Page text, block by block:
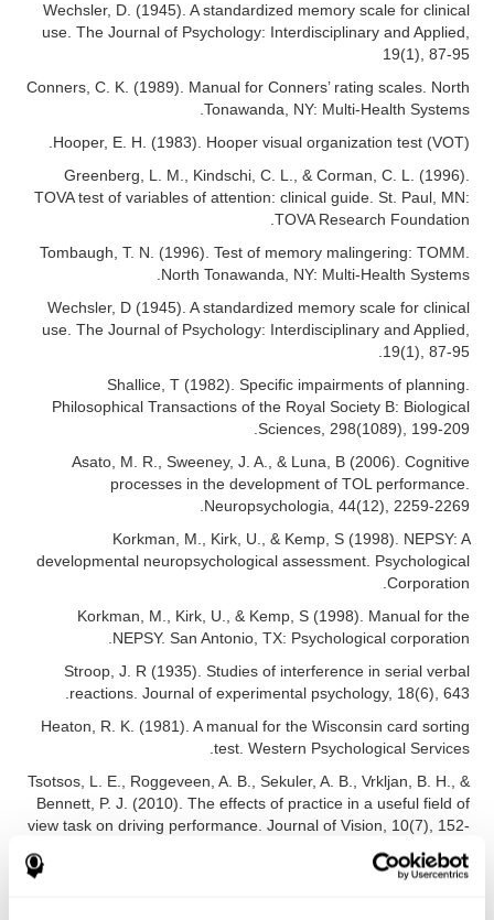
Wechsler, D. (1945). A standardized memory scale for clinical
use. The Journal of Psychology: Interdisciplinary and Applied,
19(1), 87-95
Conners, C. K. (1989). Manual for Conners’ rating scales. North
Tonawanda, NY: Multi-Health Systems.
Hooper, E. H. (1983). Hooper visual organization test (VOT).
Greenberg, L. M., Kindschi, C. L., & Corman, C. L. (1996).
TOVA test of variables of attention: clinical guide. St. Paul, MN:
TOVA Research Foundation.
Tombaugh, T. N. (1996). Test of memory malingering: TOMM.
North Tonawanda, NY: Multi-Health Systems.
Wechsler, D (1945). A standardized memory scale for clinical
use. The Journal of Psychology: Interdisciplinary and Applied,
19(1), 87-95.
Shallice, T (1982). Specific impairments of planning.
Philosophical Transactions of the Royal Society B: Biological
Sciences, 298(1089), 199-209.
Asato, M. R., Sweeney, J. A., & Luna, B (2006). Cognitive
processes in the development of TOL performance.
Neuropsychologia, 44(12), 2259-2269.
Korkman, M., Kirk, U., & Kemp, S (1998). NEPSY: A
developmental neuropsychological assessment. Psychological
Corporation.
Korkman, M., Kirk, U., & Kemp, S (1998). Manual for the
NEPSY. San Antonio, TX: Psychological corporation.
Stroop, J. R (1935). Studies of interference in serial verbal
reactions. Journal of experimental psychology, 18(6), 643.
Heaton, R. K. (1981). A manual for the Wisconsin card sorting
test. Western Psychological Services.
Tsotsos, L. E., Roggeveen, A. B., Sekuler, A. B., Vrkljan, B. H., &
Bennett, P. J. (2010). The effects of practice in a useful field of
view task on driving performance. Journal of Vision, 10(7), 152-
Tsotsos, L. E., Roggeveen, A. B., Sekuler, A. B., Vrkljan, B. H., &